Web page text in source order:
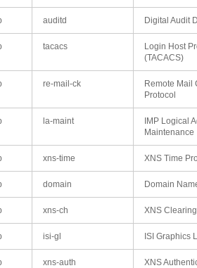
auditd Digital Audit
tacacs
Login Host
(TACACS)
re-mail-ck
Remote Mail
Protocol
la-maint
IMP Logical
Maintenance
xns-time XNS Time
domain Domain
xns-ch XNS
isi-gl ISI Graphics
xns-auth XNS